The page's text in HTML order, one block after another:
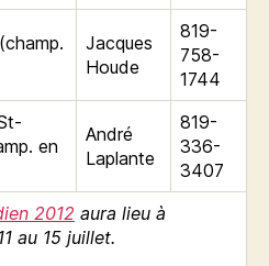
Jacques
Houde
819-
758-
1744
en
André
Laplante
819-
336-
3407
2012 aura lieu à
au 15 juillet.